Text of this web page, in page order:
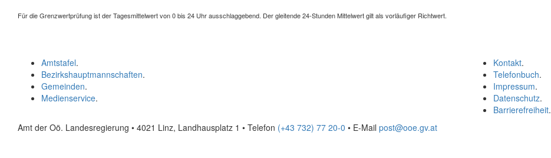
Für die Grenzwertprüfung ist der Tagesmittelwert von 0 bis 24 Uhr ausschlaggebend. Der gleitende 24-Stunden Mittelwert gilt als vorläufiger Richtwert.
Kontakt.
Telefonbuch.
Impressum.
Datenschutz.
Barrierefreiheit.
Amtstafel.
Bezirkshauptmannschaften.
Gemeinden.
Medienservice.
Amt der Oö. Landesregierung • 4021 Linz, Landhausplatz 1 • Telefon (+43 732) 77 20-0 • E-Mail post@ooe.gv.at